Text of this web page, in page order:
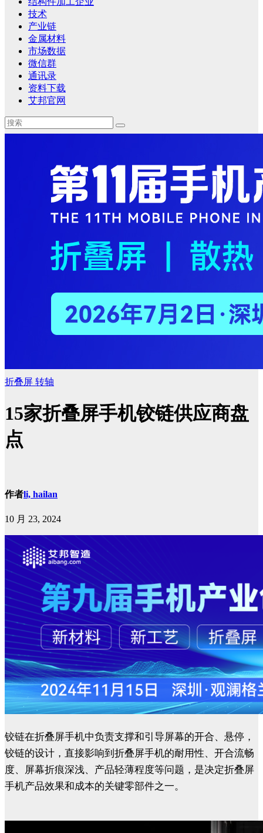
技术
产业链
金属材料
市场数据
微信群
通讯录
资料下载
艾邦官网
折叠屏 转轴
15家折叠屏手机铰链供应商盘
点
作者li, hailan
10 月 23, 2024
铰链在折叠屏手机中负责支撑和引导屏幕的开合、悬停，
铰链的设计，直接影响到折叠屏手机的耐用性、开合流畅
度、屏幕折痕深浅、产品轻薄程度等问题，是决定折叠屏
手机产品效果和成本的关键零部件之一。